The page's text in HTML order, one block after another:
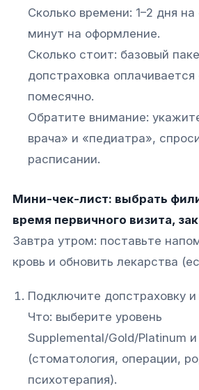
Сколько времени: 1–2 дня
минут на оформление.
Сколько стоит: базовый
допстраховка
помесячно.
Обратите внимание:
врача» и «педиатра»,
расписании.
Мини-чек-лист: выбрать
время первичного визита,
Завтра утром: поставьте
кровь и обновить лекарства
Подключите допстраховку и
Что: выберите уровень
Supplemental/Gold/Platinum
(стоматология, операции,
психотерапия).